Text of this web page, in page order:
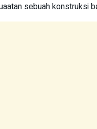
sebuah konstruksi